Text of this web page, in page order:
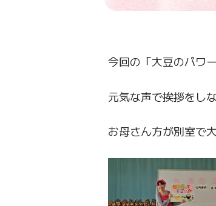
今回の「大豆のパワ
元気な声で挨拶をし
お母さん方が別室で